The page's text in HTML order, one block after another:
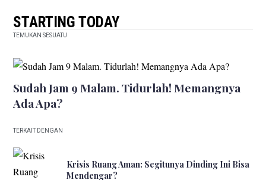
STARTING TODAY
TEMUKAN SESUATU
Sudah Jam 9 Malam. Tidurlah! Memangnya
Ada Apa?
TERKAIT DENGAN
Krisis Ruang Aman: Segitunya Dinding Ini Bisa
Mendengar?